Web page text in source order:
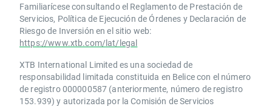
Familiarícese consultando el Reglamento de Prestación de
Servicios, Política de Ejecución de Órdenes y Declaración de
Riesgo de Inversión en el sitio web:
https://www.xtb.com/lat/legal
XTB International Limited es una sociedad de
responsabilidad limitada constituida en Belice con el número
de registro 000000587 (anteriormente, número de registro
153.939) y autorizada por la Comisión de Servicios